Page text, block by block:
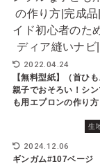
2022.04.24
【無料型紙】（首ひも
親子でおそろい！シ
も用エプロンの作り方
生
2024.12.06
ギンガム#107ベージ